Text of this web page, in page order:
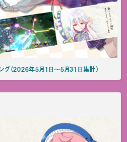
（2026年5月1日～5月31日集計）